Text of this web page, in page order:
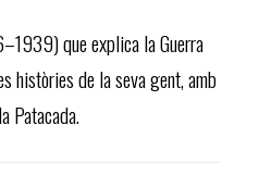
que explica la Guerra
històries de la seva gent, amb
Patacada.